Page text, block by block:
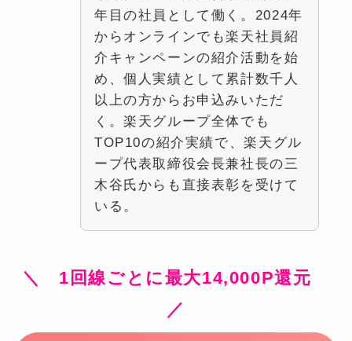
年目の社員として働く。2024年
からオンラインでも楽天社員紹
介キャンペーンの紹介活動を始
め、個人実績として累計数千人
以上の方からお申込みいただ
く。楽天グループ全体でも
TOP10の紹介実績で、楽天グル
ープ代表取締役会長兼社長の三
木谷氏からも直接表彰を受けて
いる。
＼ 1回線ごとに最大14,000P還元
／